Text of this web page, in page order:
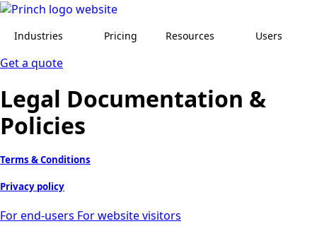
Industries Pricing Resources Users
Get a quote
Legal Documentation &
Policies
Terms & Conditions
Privacy policy
For end-users For website visitors